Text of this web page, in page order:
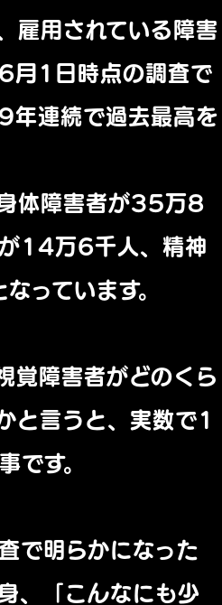
雇用されている障害
月1日時点の調査で
連続で過去最高を
体障害者が35万8
14万6千人、精神
っています。
覚障害者がどのくら
と言うと、実数で1
です。
で明らかになった
、「こんなにも少